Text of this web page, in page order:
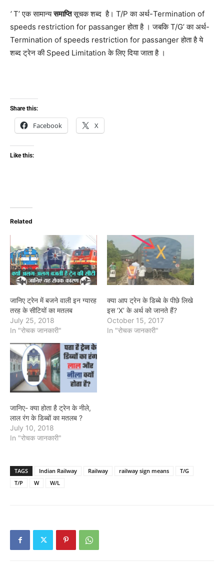
‘T’ एक सामान्यसमाप्तिसूचक शब्द है। T/P का अर्थ-Termination of
speeds restriction for passanger होता है । जबकि T/G’ का अर्थ-
Termination of speeds restriction for passanger होता है ये
शब्द ट्रेन की Speed Limitation के लिए दिया जाता है ।
Share this:
Facebook X
Like this:
Related
जानिए ट्रेन में बजने वाली इन ग्यारह
तरह के सीटियों का मतलब
July 25, 2018
In "रोचक जानकारी"
क्या आप ट्रेन के डिब्बे के पीछे लिखे
इस ‘X’ के अर्थ को जानते हैं?
October 15, 2017
In "रोचक जानकारी"
जानिए- क्या होता है ट्रेन के नीले,
लाल रंग के डिब्बों का मतलब ?
July 10, 2018
In "रोचक जानकारी"
TAGS Indian Railway Railway railway sign means
T/G
T/P
W W/L